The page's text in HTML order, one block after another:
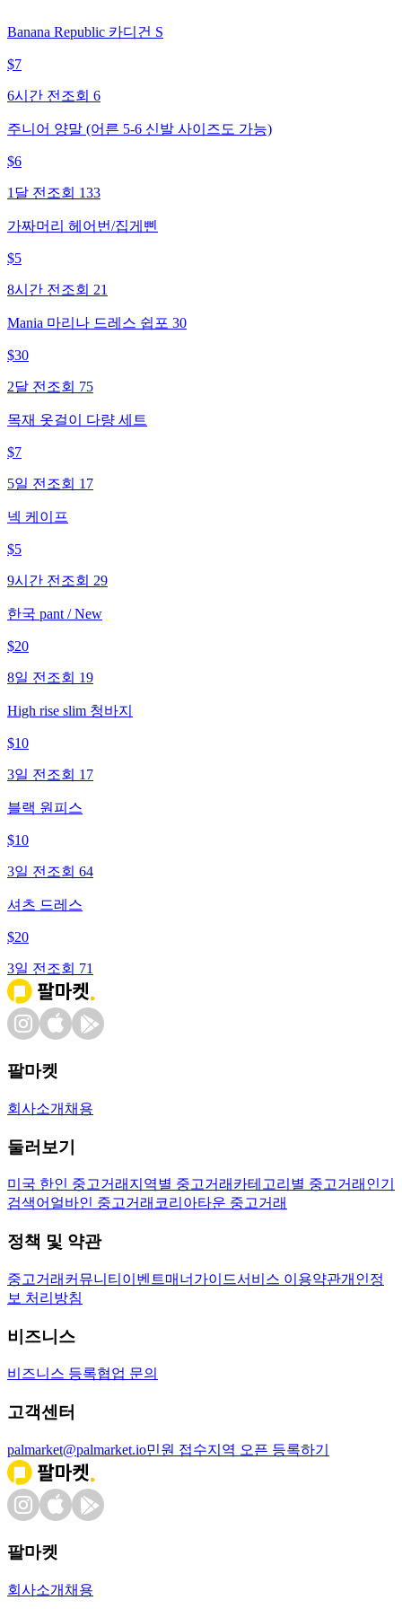
Banana Republic 카디건 S
$7
6시간 전 조회 6
주니어 양말 (어른 5-6 신발 사이즈도 가능)
$6
1달 전 조회 133
가짜머리 헤어번/집게삔
$5
8시간 전 조회 21
Mania 마리나 드레스 쉽포 30
$30
2달 전 조회 75
목재 옷걸이 다량 세트
$7
5일 전 조회 17
넥 케이프
$5
9시간 전 조회 29
한국 pant / New
$20
8일 전 조회 19
High rise slim 청바지
$10
3일 전 조회 17
블랙 원피스
$10
3일 전 조회 64
셔츠 드레스
$20
3일 전 조회 71
팔마켓
회사소개 채용
둘러보기
미국 한인 중고거래 지역별 중고거래 카테고리별 중고거래 인기
검색어 얼바인 중고거래 코리아타운 중고거래
정책 및 약관
중고거래 커뮤니티 이벤트매너가이드서비스 이용약관개인정
보 처리방침
비즈니스
비즈니스 등록협업 문의
고객센터
palmarket@palmarket.io민원 접수지역 오픈 등록하기
팔마켓
회사소개 채용